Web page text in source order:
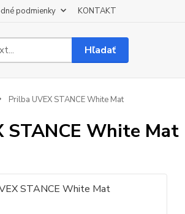
podmienky KONTAKT
Hľadať
Prilba UVEX STANCE White Mat
STANCE White Mat